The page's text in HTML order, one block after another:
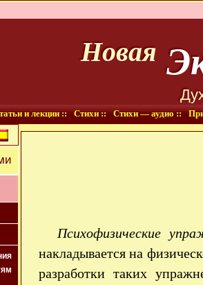
Новая
и лекции :: Стихи :: Стихи — аудио ::
Психофизические
накладывается на
разработки таких